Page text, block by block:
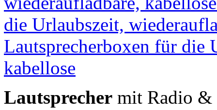
Lautsprecher mit Radio